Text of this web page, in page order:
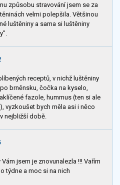
způsobu stravování jsem se za
velmi polepšila. Většinou
luštěniny a sama si luštěniny
receptů, v nichž luštěniny
brněnsku, čočka na kyselo,
fazole, hummus (ten si ale
vyzkoušet bych měla asi i něco
nejbližší době.
jsem je znovunalezla !!! Vařím
týdne a moc si na nich